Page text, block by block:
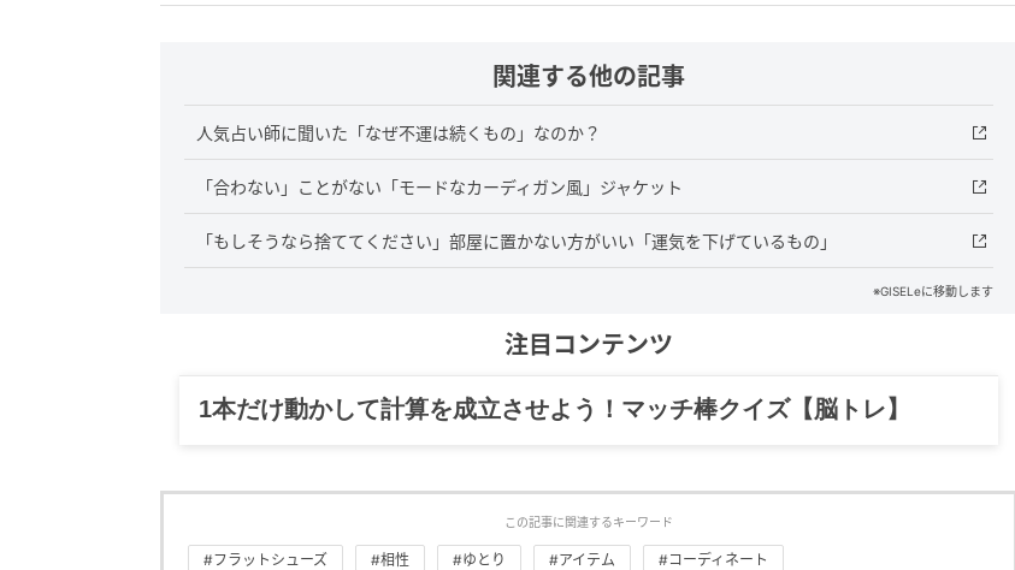
関連する他の記事
人気占い師に聞いた「なぜ不運は続くもの」なのか？
「合わない」ことがない「モードなカーディガン風」ジャケット
「もしそうなら捨ててください」部屋に置かない方がいい「運気を下げているもの」
※GISELeに移動します
注目コンテンツ
1本だけ動かして計算を成立させよう！マッチ棒クイズ【脳トレ】
この記事に関連するキーワード
#フラットシューズ #相性 #ゆとり #アイテム #コーディネート